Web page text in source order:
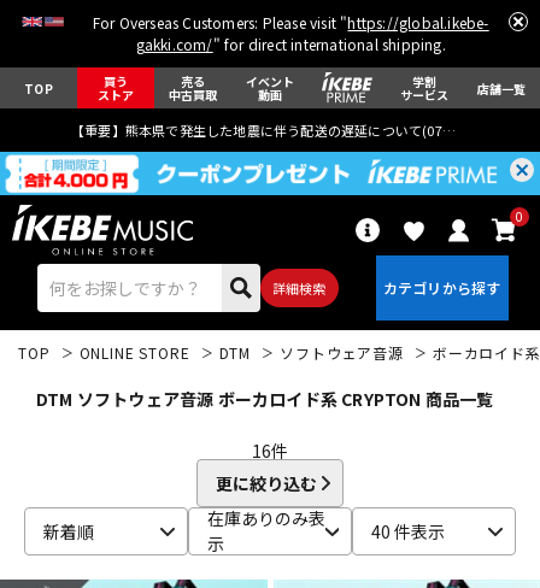
For Overseas Customers: Please visit "https://global.ikebe-
gakki.com/" for direct international shipping.
TOP 買う
ストア
売る
中古買取
イベント
動画
学割
サービス 店舗一覧
【重要】熊本県で発生した地震に伴う配送の遅延について(07月29日
詳細検索
0
ベース ウクレレ
TOP ONLINE STORE DTM ソフトウェア音源 ボーカロイド系
DTM ソフトウェア音源 ボーカロイド系 CRYPTON 商品一覧
16件
更に絞り込む
新着順
在庫ありのみ表
示
40 件表示